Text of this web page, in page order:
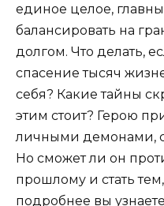
единое целое,
балансировать на
долгом. Что делать,
спасение тысяч
себя? Какие тайны
этим стоит? Герою
личными демонами,
Но сможет ли он
прошлому и стать
подробнее вы